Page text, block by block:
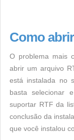
Como
O problema mais
abrir um arquivo
está instalada no
basta selecionar
suportar RTF da
conclusão da
que você instalou